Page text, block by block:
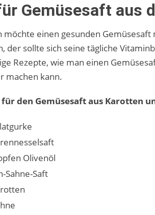
Gemüsesaft aus
möchte einen gesunden
der sollte sich seine tägliche
Rezepte, wie man einen
machen kann.
den Gemüsesaft aus Karotten
Olivenöl
Sahne-Saft